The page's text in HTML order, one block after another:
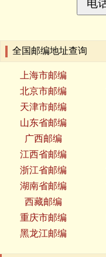
全国邮编地址查询
上海市邮编
北京市邮编
天津市邮编
山东省邮编
广西邮编
江西省邮编
浙江省邮编
湖南省邮编
西藏邮编
重庆市邮编
黑龙江邮编